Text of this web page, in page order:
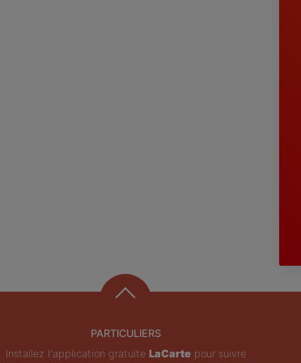
PARTICULIERS
Installez l'application gratuite LaCartepour suivre